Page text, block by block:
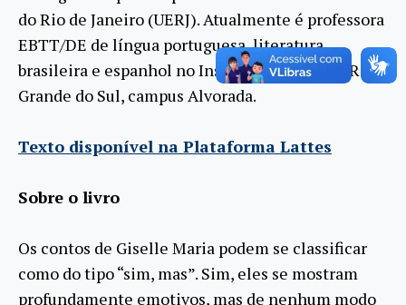
do Rio de Janeiro (UERJ). Atualmente é professora
EBTT/DE de língua portuguesa, literatura
brasileira e espanhol no Instituto Federal do Rio
Grande do Sul, campus Alvorada.
Texto disponível na Plataforma Lattes
Sobre o livro
Os contos de Giselle Maria podem se classificar
como do tipo “sim, mas”. Sim, eles se mostram
profundamente emotivos, mas de nenhum modo